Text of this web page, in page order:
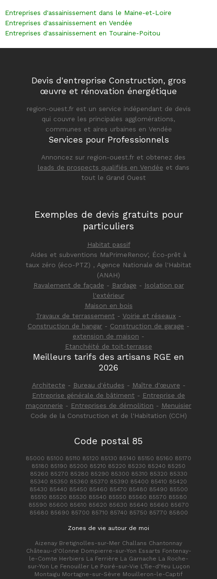
Entreprises d'assainissement dans le Maine-et-Loire
Entreprises d'assainissement en Vendée
Entreprises d'assainissement en Touraine-Poitou
Devis d'entreprise Construction, gros
œuvre et rénovation énergétique
region-ouest.fr est un service indépendant de devis
qui couvre les principales agglomérations,
communes et aires urbaines en Vendée
Services pour Professionnels
Annoncez sur region-ouest.fr et obtenez des
leads de prospects qualifiés en Vendée et dans
tout le Grand Ouest
Exemples de devis gratuits pour
particuliers
Habitat passif
Aides et subventions MaPrimeRenov', Éco-prêt à
taux zéro (éco-PTZ) , Agence Nationale de l'Habitat
(ANAH)
Ravalement de façade - Bardage - Isolation par
l'extérieur
Maison en bois
Travaux de terrassement - Voirie et réseaux -
Construction de hangar - Construction de garage -
extension de maison -
Etanchéité de toit-terrasse
Meilleurs tarifs des artisans RGE en
2026
Architecte - Bureau d'études - Maître d'œuvre -
Entreprise générale de bâtiment - Entreprise de
maçonnerie - Entreprises de démolition - Menuisier
Code de la Construction et de l'Habitation (CCH)
Code postal 85
85000 85100 85110 85120 85130 85140 85150 85160 85170
85180 85190 85200 85210 85220 85230 85240 85250
85260 85270 85280 85290 85300 85310 85320 85330
85340 85350 85360 85370 85390 85400 85410 85420
85430 85440 85450 85460 85470 85480 85490 85500
85510 85520 85530 85540 85550 85560 85570 85580
85590 85600 85610 85620 85630 85640 85660 85670
85680 85690 85700 85710 85740 85750 85770 85800
Zones de vie autour de moi
Aizenay Bretignolles-sur-Mer Challans Chantonnay
Château-d'Olonne Dompierre-sur-Yon Essarts Fontenay-
le-Comte Herbiers La Ferrière La Garnache La Roche-
sur-Yon Le Fenouiller Le Poiré-sur-Vie L'île-d'Yeu Luçon
Montaigu Mortagne-sur-Sèvre Mouilleron-le-Captif